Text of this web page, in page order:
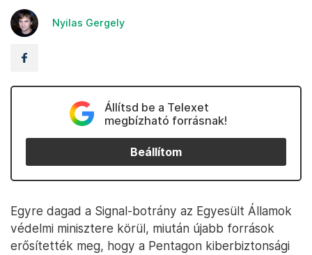
Nyilas Gergely
Állítsd be a Telexet
megbízható forrásnak!
Beállítom
Egyre dagad a Signal-botrány az Egyesült Államok
védelmi minisztere körül, miután újabb források
erősítették meg, hogy a Pentagon kiberbiztonsági